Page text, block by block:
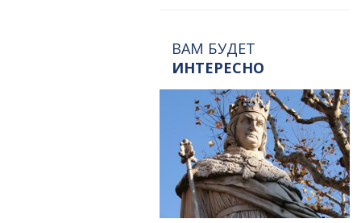
ВАМ БУДЕТ
ИНТЕРЕСНО